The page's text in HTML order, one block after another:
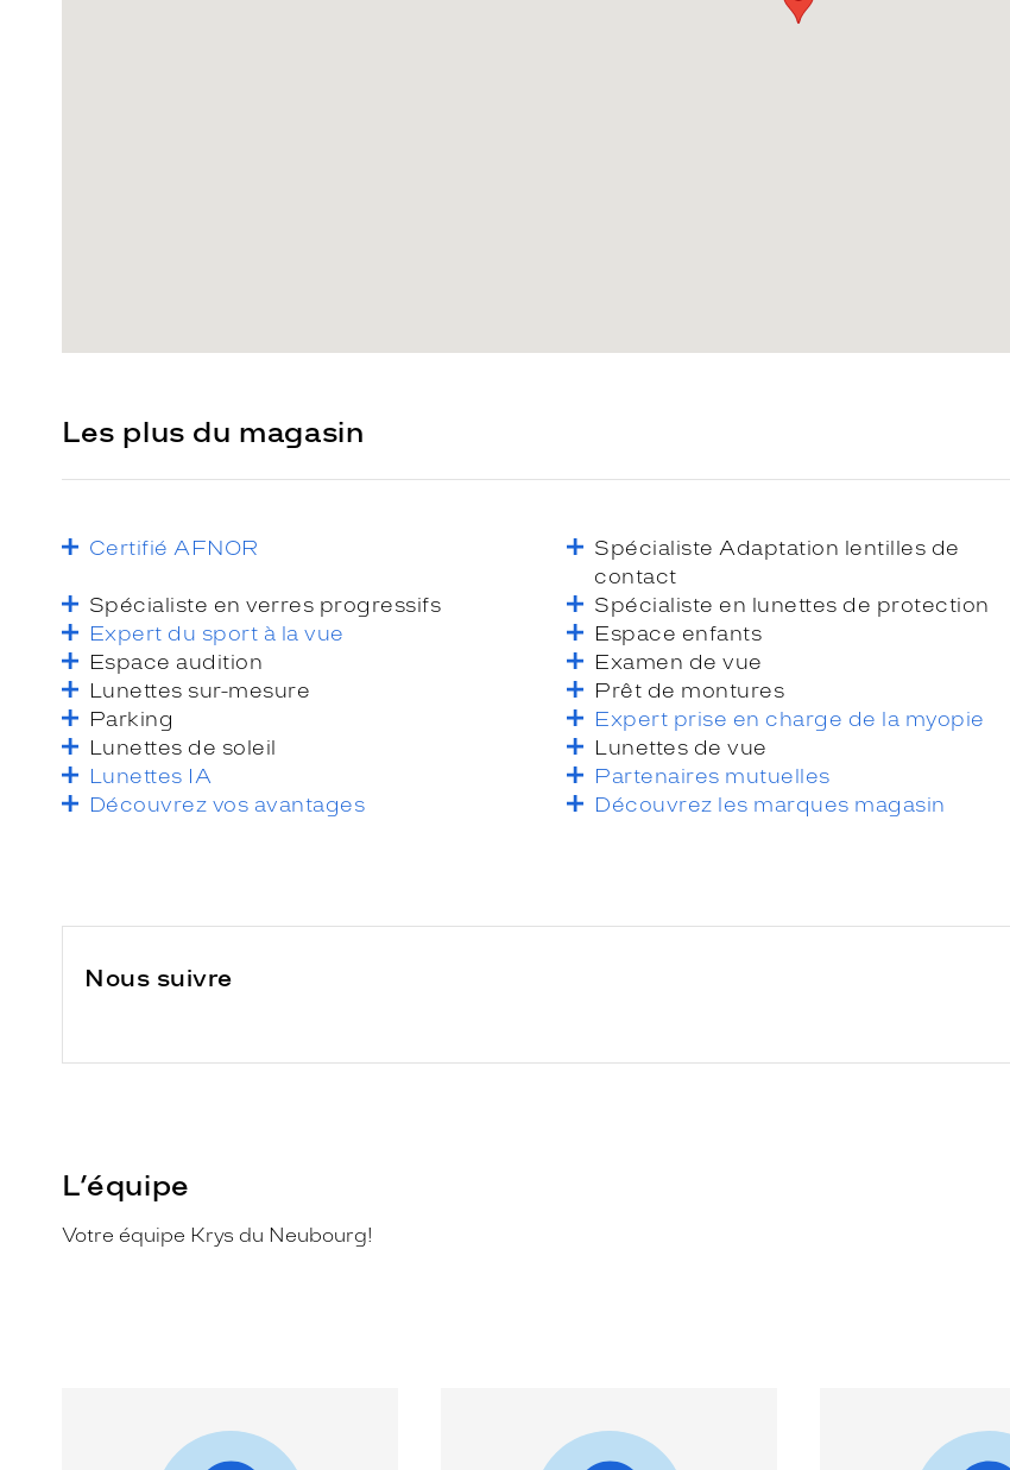
Les plus du magasin
Certifié AFNOR
Spécialiste Adaptation lentilles de
contact
Spécialiste en verres progressifs
Spécialiste en lunettes de protection
Expert du sport à la vue
Espace enfants
Espace audition
Examen de vue
Lunettes sur-mesure
Prêt de montures
Parking
Expert prise en charge de la myopie
Lunettes de soleil
Lunettes de vue
Lunettes IA
Partenaires mutuelles
Découvrez vos avantages
Découvrez les marques magasin
Nous suivre
L’équipe
Votre équipe Krys du Neubourg!